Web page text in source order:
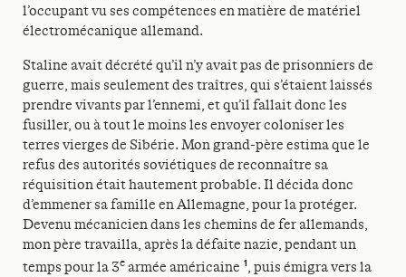
l’occupant vu ses compétences en matière de matériel
électromécanique allemand.
Staline avait décrété qu’il n’y avait pas de prisonniers de
guerre, mais seulement des traîtres, qui s’étaient laissés
prendre vivants par l’ennemi, et qu’il fallait donc les
fusiller, ou à tout le moins les envoyer coloniser les
terres vierges de Sibérie. Mon grand-père estima que le
refus des autorités soviétiques de reconnaître sa
réquisition était hautement probable. Il décida donc
d’emmener sa famille en Allemagne, pour la protéger.
Devenu mécanicien dans les chemins de fer allemands,
mon père travailla, après la défaite nazie, pendant un
temps pour la 3e armée américaine 1, puis émigra vers la